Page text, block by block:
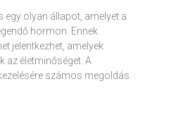
olyan állapot, amelyet a
hormon. Ennek
jelentkezhet, amelyek
életminőséget. A
számos megoldás